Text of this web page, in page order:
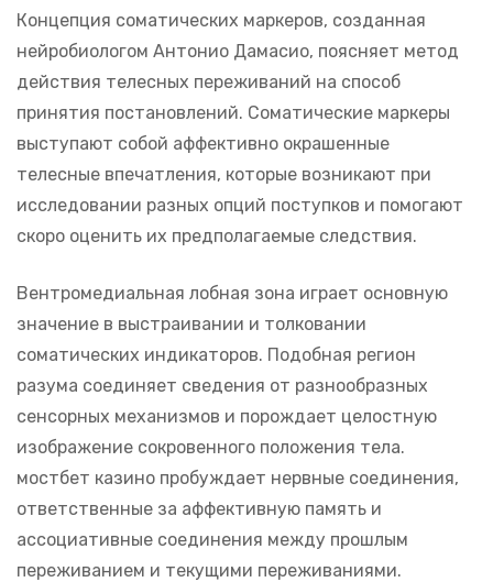
Концепция соматических маркеров, созданная
нейробиологом Антонио Дамасио, поясняет метод
действия телесных переживаний на способ
принятия постановлений. Соматические маркеры
выступают собой аффективно окрашенные
телесные впечатления, которые возникают при
исследовании разных опций поступков и помогают
скоро оценить их предполагаемые следствия.
Вентромедиальная лобная зона играет основную
значение в выстраивании и толковании
соматических индикаторов. Подобная регион
разума соединяет сведения от разнообразных
сенсорных механизмов и порождает целостную
изображение сокровенного положения тела.
мостбет казино пробуждает нервные соединения,
ответственные за аффективную память и
ассоциативные соединения между прошлым
переживанием и текущими переживаниями.